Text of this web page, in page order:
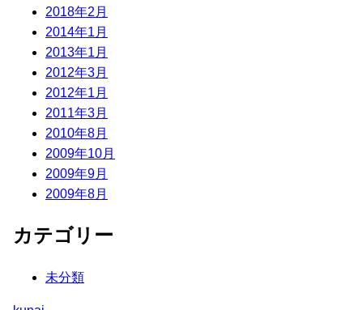
2018年2月
2014年1月
2013年1月
2012年3月
2012年1月
2011年3月
2010年8月
2009年10月
2009年9月
2009年8月
カテゴリー
未分類